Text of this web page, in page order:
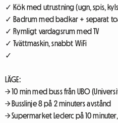
✓ Kök med utrustning (ugn, spis,
✓ Badrum med badkar + separat
✓ Rymligt vardagsrum med TV
✓ Tvättmaskin, snabbt WiFi
✓
LÄGE:
→ 10 min med buss från UBO
→ Busslinje 8 på 2 minuters avstånd
→ Supermarket Leclerc på 10